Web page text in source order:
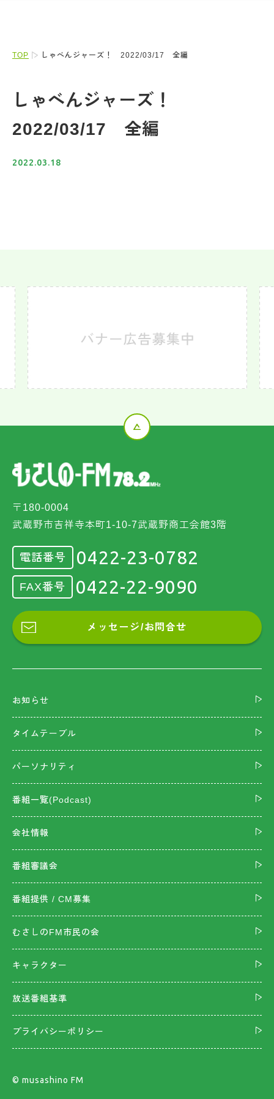
TOP しゃべんジャーズ！ 2022/03/17 全編
しゃべんジャーズ！
2022/03/17 全編
2022.03.18
〒180-0004
武蔵野市吉祥寺本町1-10-7武蔵野商工会館3階
電話番号 0422-23-0782
FAX番号 0422-22-9090
メッセージ/お問合せ
お知らせ
タイムテーブル
パーソナリティ
番組一覧(Podcast)
会社情報
番組審議会
番組提供 / CM募集
むさしのFM市民の会
キャラクター
放送番組基準
プライバシーポリシー
©︎ musashino FM